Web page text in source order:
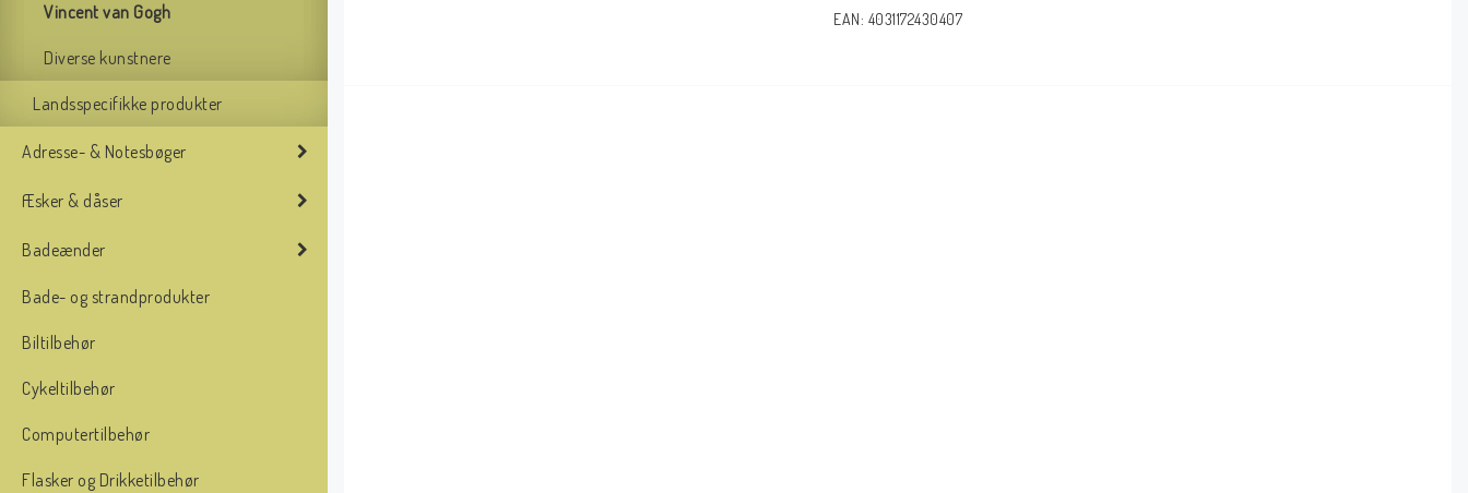
Vincent van Gogh
Diverse kunstnere
Landsspecifikke produkter
Adresse- & Notesbøger
Æsker & dåser
Badeænder
Bade- og strandprodukter
Biltilbehør
Cykeltilbehør
Computertilbehør
Flasker og Drikketilbehør
EAN: 4031172430407